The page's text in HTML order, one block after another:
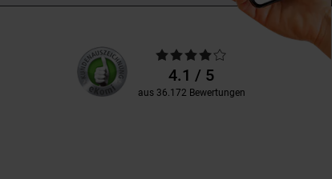
Unsere
Kundenbewertungen
Durchschnittliche
Bewertungen4.1 / 5
aus 36.172 Bewertungen